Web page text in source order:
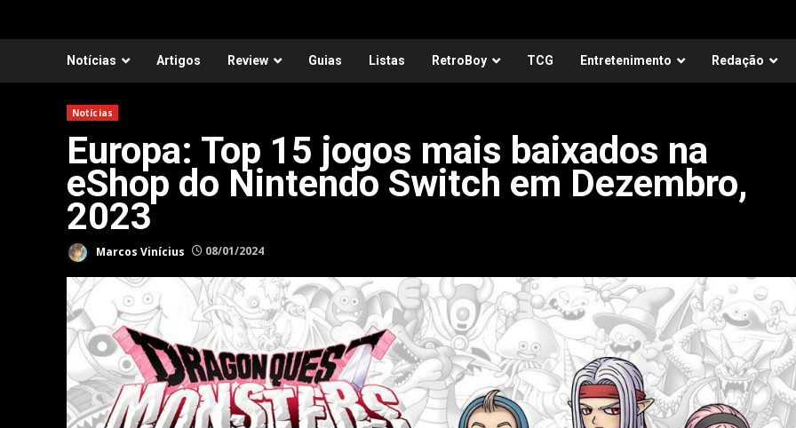
Notícias Artigos Review Guias Listas RetroBoy TCG Entretenimento Redação
Notícias
Europa: Top 15 jogos mais baixados na
eShop do Nintendo Switch em Dezembro,
2023
Marcos Vinícius 08/01/2024